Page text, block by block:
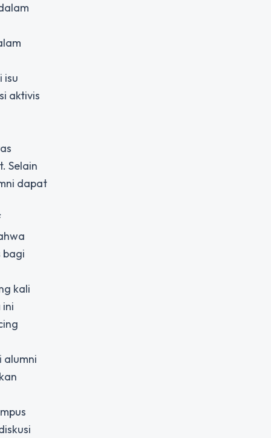
isu
aktivis
Selain
dapat
bagi
kali
alumni